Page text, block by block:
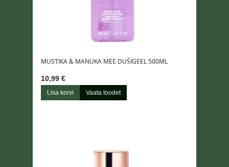
MUSTIKA & MANUKA MEE DUŠIGEEL 500ML
10,99 €
Lisa korvi Vaata toodet